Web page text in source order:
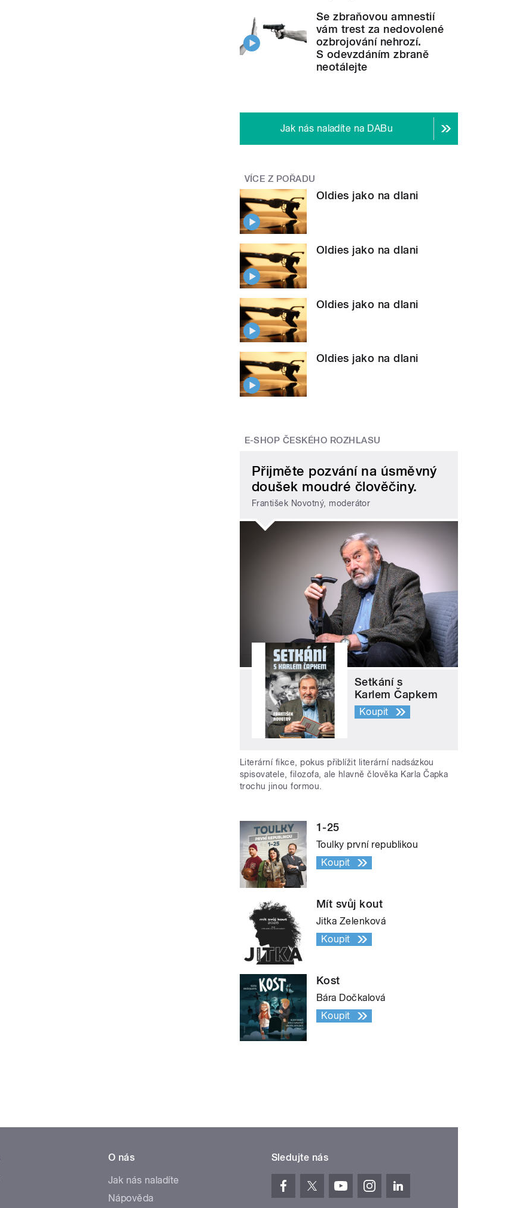
Se zbraňovou amnestií
vám trest za nedovolené
ozbrojování nehrozí.
S odevzdáním zbraně
neotálejte
Jak nás naladíte na DABu
VÍCE Z POŘADU
Oldies jako na dlani
Oldies jako na dlani
Oldies jako na dlani
Oldies jako na dlani
E-SHOP ČESKÉHO ROZHLASU
Přijměte pozvání na úsměvný
doušek moudré člověčiny.
František Novotný, moderátor
Setkání s
Karlem Čapkem
Koupit
Literární fikce, pokus přiblížit literární nadsázkou
spisovatele, filozofa, ale hlavně člověka Karla Čapka
trochu jinou formou.
1-25
Toulky první republikou
Koupit
Mít svůj kout
Jitka Zelenková
Koupit
Kost
Bára Dočkalová
Koupit
O nás
Jak nás naladíte
Nápověda
Sledujte nás